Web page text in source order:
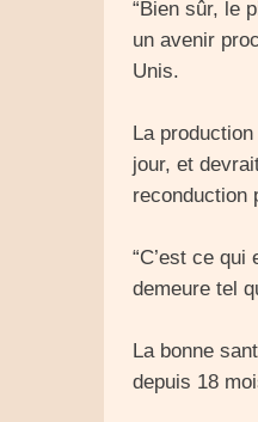
“Bien sûr, le
un avenir
Unis.
La
jour, et
reconduction
“C’est ce
demeure tel
La bonne
depuis 18